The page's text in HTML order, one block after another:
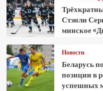
Стэнли
минское
Новости
Беларусь
позиции в
успешных